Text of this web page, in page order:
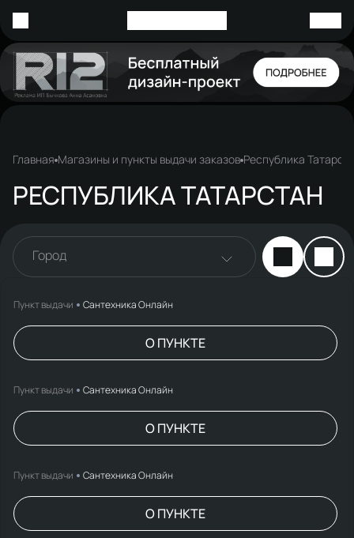
Главная Магазины и пункты выдачи заказов Республика
РЕСПУБЛИКА ТАТАРСТАН
Город
Пункт выдачи Сантехника Онлайн
О ПУНКТЕ
Пункт выдачи Сантехника Онлайн
О ПУНКТЕ
Пункт выдачи Сантехника Онлайн
О ПУНКТЕ